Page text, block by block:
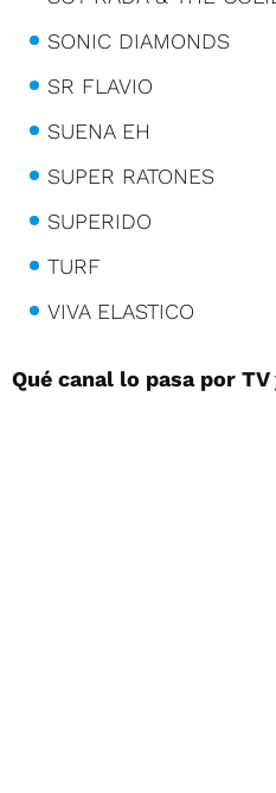
SONIC DIAMONDS
SR FLAVIO
SUENA EH
SUPER RATONES
SUPERIDO
TURF
VIVA ELASTICO
Qué canal lo pasa por